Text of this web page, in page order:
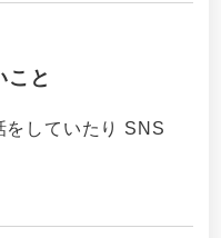
こと
していたり SNS